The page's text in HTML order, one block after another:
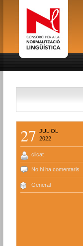
27 JULIOL
2022
clicat
No hi ha comentaris
General